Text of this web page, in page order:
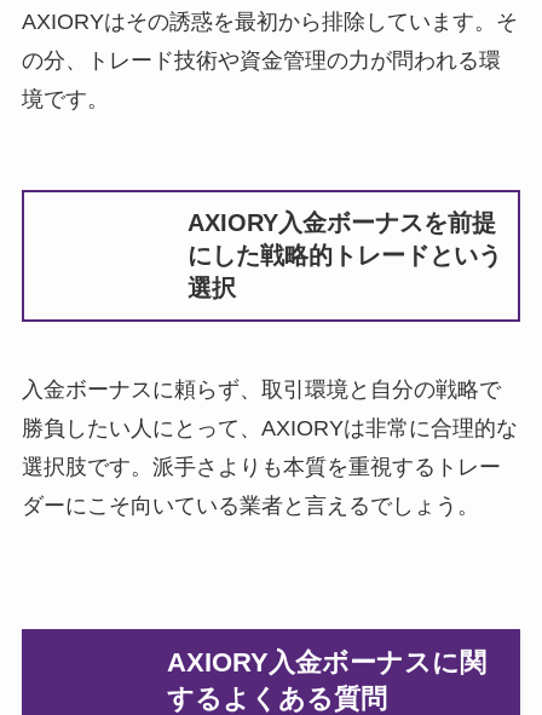
AXIORYはその誘惑を最初から排除しています。そ
の分、トレード技術や資金管理の力が問われる環
境です。
AXIORY入金ボーナスを前提
にした戦略的トレードという
選択
入金ボーナスに頼らず、取引環境と自分の戦略で
勝負したい人にとって、AXIORYは非常に合理的な
選択肢です。派手さよりも本質を重視するトレー
ダーにこそ向いている業者と言えるでしょう。
AXIORY入金ボーナスに関
するよくある質問